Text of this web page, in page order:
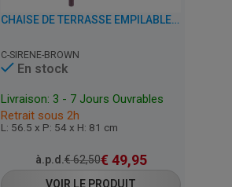
CHAISE DE TERRASSE EMPILABLE AVEC ACCOUDOIRS - SIRENE - PLASTIQUE
C-SIRENE-BROWN
En stock
Livraison: 3 - 7 Jours Ouvrables
Retrait sous 2h
L: 56.5 x P: 54 x H: 81 cm
à.p.d.€62,50€ 49,95
VOIR LE PRODUIT